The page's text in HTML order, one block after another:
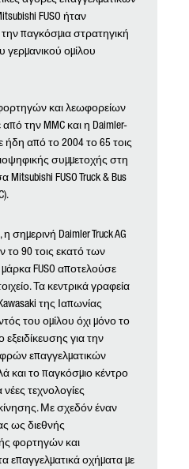
FUSO ήταν
την παγκόσμια στρατηγική
γερμανικού ομίλου
και λεωφορείων
την MMC και η Daimler-
ήδη από το 2004 το 65 τοις
συμμετοχής στη
Mitsubishi FUSO Truck & Bus
σημερινή Daimler Truck AG
το 90 τοις εκατό των
FUSO αποτελούσε
Τα κεντρικά γραφεία
της Ιαπωνίας
του ομίλου όχι μόνο το
εξειδίκευσης για την
επαγγελματικών
και το παγκόσμιο κέντρο
τεχνολογίες
Με σχεδόν έναν
ως διεθνής
φορτηγών και
επαγγελματικά οχήματα με